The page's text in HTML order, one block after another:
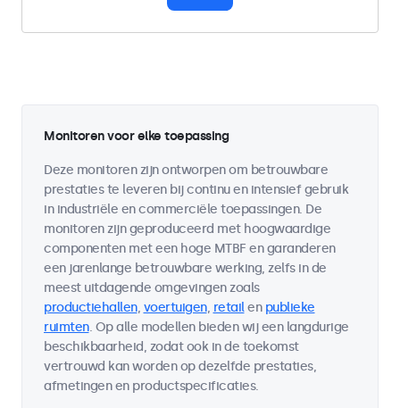
Monitoren voor elke toepassing
Deze monitoren zijn ontworpen om betrouwbare
prestaties te leveren bij continu en intensief gebruik
in industriële en commerciële toepassingen. De
monitoren zijn geproduceerd met hoogwaardige
componenten met een hoge MTBF en garanderen
een jarenlange betrouwbare werking, zelfs in de
meest uitdagende omgevingen zoals
productiehallen, voertuigen, retailen publieke
ruimten. Op alle modellen bieden wij een langdurige
beschikbaarheid, zodat ook in de toekomst
vertrouwd kan worden op dezelfde prestaties,
afmetingen en productspecificaties.